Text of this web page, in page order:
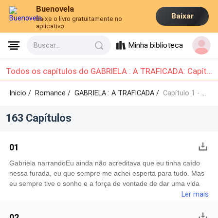
Buenovela
Baixe o livro gratuitamente no
aplicativo
Baixar
Buscar... Minha biblioteca
Todos os capítulos do GABRIELA : A TRAFICADA: Capítulo 1 - Capítulo 10
Inicio / Romance/GABRIELA : A TRAFICADA / Capítulo 1 - Capítulo 10
163 Capítulos
01
Gabriela narrandoEu ainda não acreditava que eu tinha caído
nessa furada, eu que sempre me achei esperta para tudo. Mas
eu sempre tive o sonho e a força de vontade de dar uma vida
melhor para minha filha e para minha mãe, fiquei cega achando
tento me manter calma, fecho os olhos e a imagem da Alana me
Ler mais